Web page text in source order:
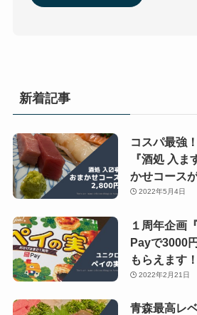
新着記事
コスパ最強
『酒処 入ま
かせコース
2022年5月4日
１周年企画
Payで3000
もらえます！
2022年2月21日
青森最高レ